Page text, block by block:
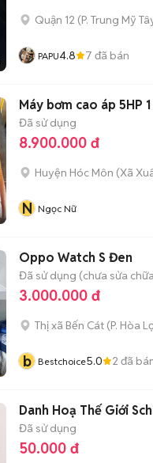
Quận 12 (P. Trung Mỹ
PAPU4.8 7 đã bán
Máy bơm cao áp 5HP
Đã sử dụng
8.900.000 đ
Huyện Hóc Môn (Xã
N Ngọc Nữ
Oppo Watch S Đen
Đã sử dụng (chưa sửa
3.000.000 đ
Thị xã Bến Cát (P. Hòa
b Bestchoice5.0 2 đã
Danh Hoạ Thế Giới
Đã sử dụng
50.000 đ